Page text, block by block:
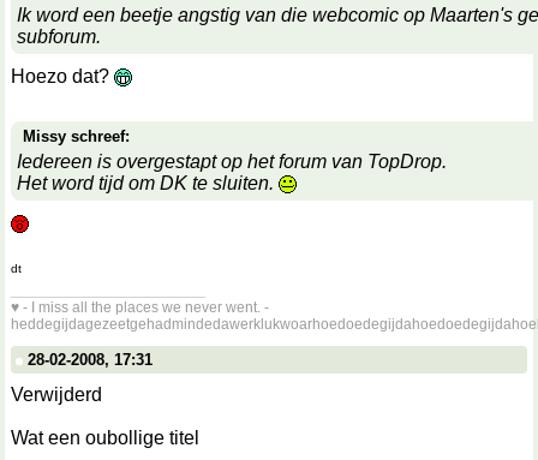
Ik word een beetje angstig van die webcomic op Maarten's
subforum.
Hoezo dat?
Missy schreef:
Iedereen is overgestapt op het forum van TopDrop.
Het word tijd om DK te sluiten.
dt
♥ - I miss all the places we never went. -
28-02-2008, 17:31
Verwijderd
Wat een oubollige titel